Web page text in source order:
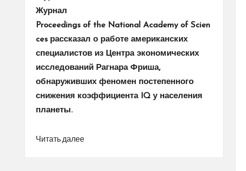
Журнал
Proceedings of the National Academy of Scien
ces рассказал о работе американских
специалистов из Центра экономических
исследований Рагнара Фриша,
обнаруживших феномен постепенного
снижения коэффициента IQ у населения
планеты.
Читать далее